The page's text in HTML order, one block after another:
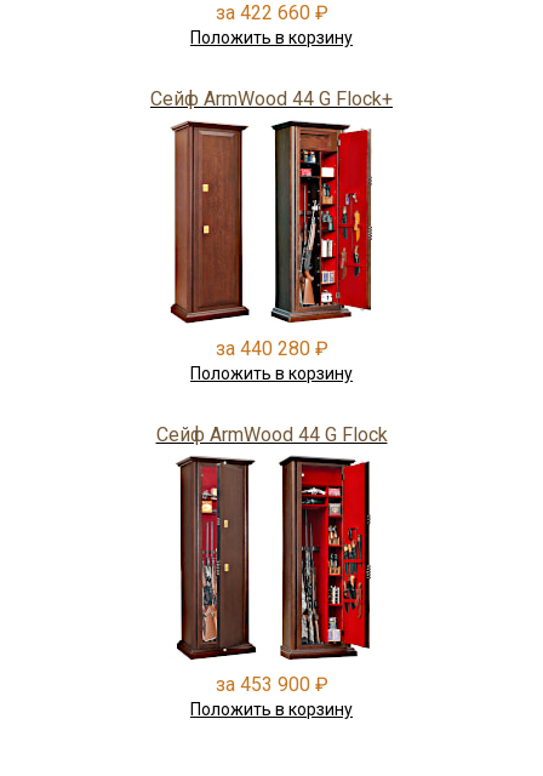
за 422 660 ₽
Положить в корзину
Сейф ArmWood 44 G Flock+
за 440 280 ₽
Положить в корзину
Сейф ArmWood 44 G Flock
за 453 900 ₽
Положить в корзину